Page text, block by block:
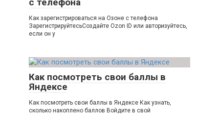
Как зарегистрироваться на Озоне с телефона
ЗарегистрируйтесьСоздайте Ozon ID или авторизуйтесь,
если он у
Как посмотреть свои баллы в
Яндексе
Как посмотреть свои баллы в Яндексе Как узнать,
сколько накоплено баллов Войдите в свой